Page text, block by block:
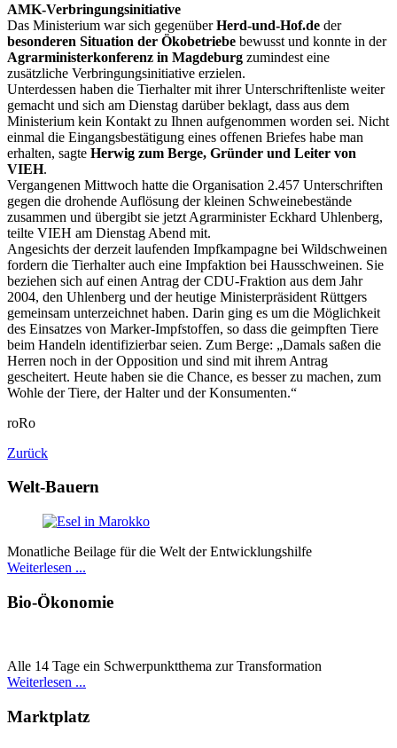
AMK-Verbringungsinitiative
Das Ministerium war sich gegenüberHerd-und-Hof.de der
besonderen Situation der Ökobetriebe bewusst und konnte in der
Agrarministerkonferenz in Magdeburg zumindest eine
zusätzliche Verbringungsinitiative erzielen.
Unterdessen haben die Tierhalter mit ihrer Unterschriftenliste weiter
gemacht und sich am Dienstag darüber beklagt, dass aus dem
Ministerium kein Kontakt zu Ihnen aufgenommen worden sei. Nicht
einmal die Eingangsbestätigung eines offenen Briefes habe man
erhalten, sagte Herwig zum Berge, Gründer und Leiter von
VIEH.
Vergangenen Mittwoch hatte die Organisation 2.457 Unterschriften
gegen die drohende Auflösung der kleinen Schweinebestände
zusammen und übergibt sie jetzt Agrarminister Eckhard Uhlenberg,
teilte VIEH am Dienstag Abend mit.
Angesichts der derzeit laufenden Impfkampagne bei Wildschweinen
fordern die Tierhalter auch eine Impfaktion bei Hausschweinen. Sie
beziehen sich auf einen Antrag der CDU-Fraktion aus dem Jahr
2004, den Uhlenberg und der heutige Ministerpräsident Rüttgers
gemeinsam unterzeichnet haben. Darin ging es um die Möglichkeit
des Einsatzes von Marker-Impfstoffen, so dass die geimpften Tiere
beim Handeln identifizierbar seien. Zum Berge: „Damals saßen die
Herren noch in der Opposition und sind mit ihrem Antrag
gescheitert. Heute haben sie die Chance, es besser zu machen, zum
Wohle der Tiere, der Halter und der Konsumenten.“
roRo
Zurück
Welt-Bauern
Monatliche Beilage für die Welt der Entwicklungshilfe
Weiterlesen ...
Bio-Ökonomie
Alle 14 Tage ein Schwer­punkt­thema zur Transformation
Weiterlesen ...
Marktplatz